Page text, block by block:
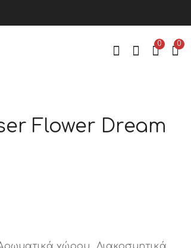
0 0
ΛΑΜΠΑ
Αρωματικά
Flower Dream